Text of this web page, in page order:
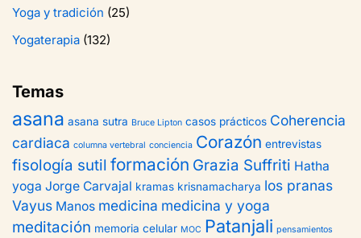
Yoga y tradición (25)
Yogaterapia (132)
Temas
asana asana sutra Bruce Lipton casos prácticos Coherencia
cardiaca columna vertebral conciencia Corazón entrevistas
fisología sutil formación Grazia Suffriti Hatha
yoga Jorge Carvajal kramas krisnamacharya los pranas
Vayus Manos medicina medicina y yoga
meditación memoria celular MOC Patanjali pensamientos